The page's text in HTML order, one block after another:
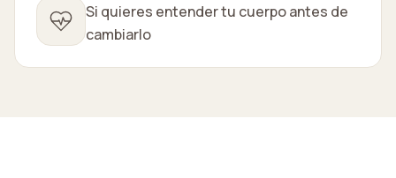
Si quieres entender tu cuerpo antes de
cambiarlo